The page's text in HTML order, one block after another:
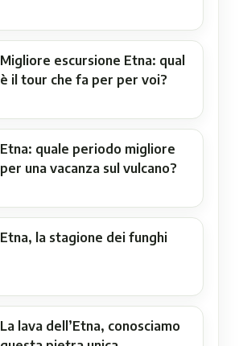
Migliore escursione Etna: qual
è il tour che fa per per voi?
Etna: quale periodo migliore
per una vacanza sul vulcano?
Etna, la stagione dei funghi
La lava dell’Etna, conosciamo